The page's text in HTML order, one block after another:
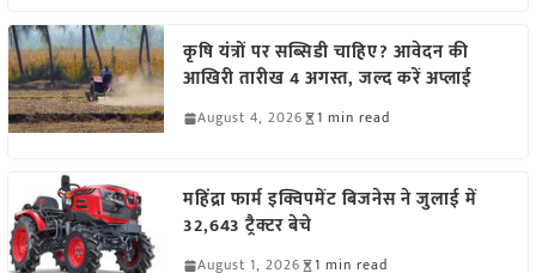
कृषि यंत्रों पर सब्सिडी चाहिए? आवेदन की
आखिरी तारीख 4 अगस्त, जल्द करें अप्लाई
August 4, 2026 1 min read
महिंद्रा फार्म इक्विपमेंट बिजनेस ने जुलाई में
32,643 ट्रैक्टर बेचे
August 1, 2026 1 min read